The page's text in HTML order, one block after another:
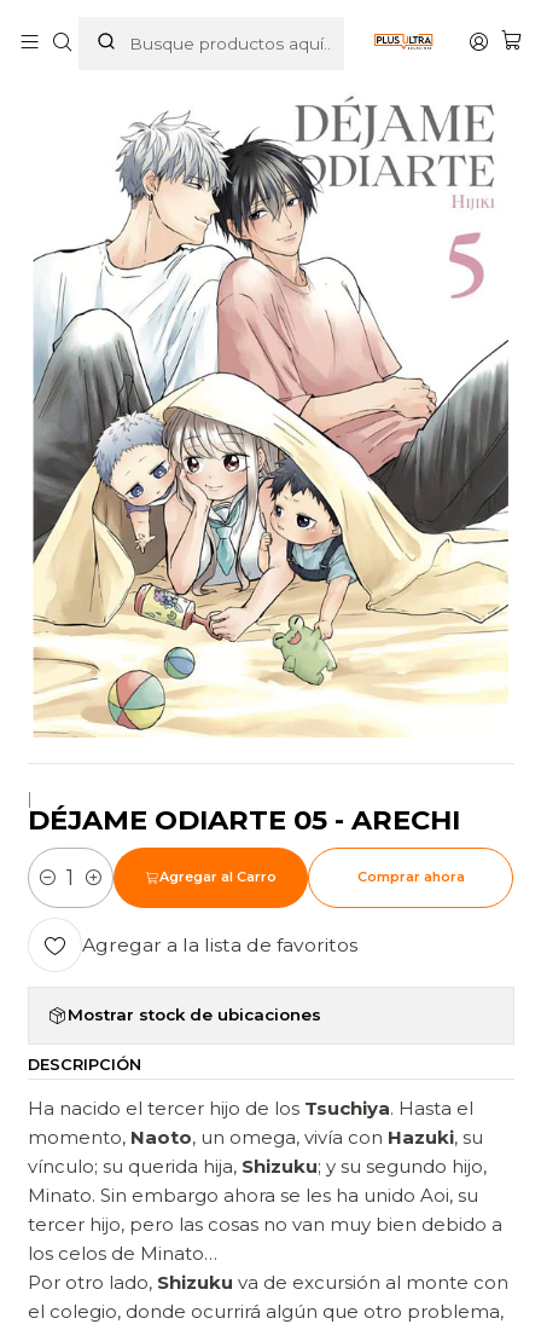
|
DÉJAME ODIARTE 05 - ARECHI
Cantidad
Agregar al Carro Comprar ahora
Agregar a la lista de favoritos
Mostrar stock de ubicaciones
DESCRIPCIÓN
Ha nacido el tercer hijo de los Tsuchiya. Hasta el
momento, Naoto, un omega, vivía con Hazuki, su
vínculo; su querida hija, Shizuku; y su segundo hijo,
Minato. Sin embargo ahora se les ha unido Aoi, su
tercer hijo, pero las cosas no van muy bien debido a
los celos de Minato…
Por otro lado, Shizuku va de excursión al monte con
el colegio, donde ocurrirá algún que otro problema,